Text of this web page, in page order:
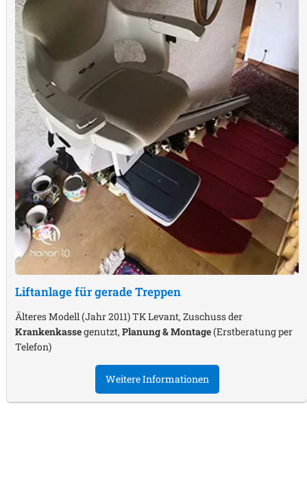
Liftanlage für gerade Treppen
Älteres Modell (Jahr 2011) TK Levant, Zuschuss der
Krankenkassegenutzt,Planung & Montage(Erstberatung per
Telefon)
Weitere Informationen